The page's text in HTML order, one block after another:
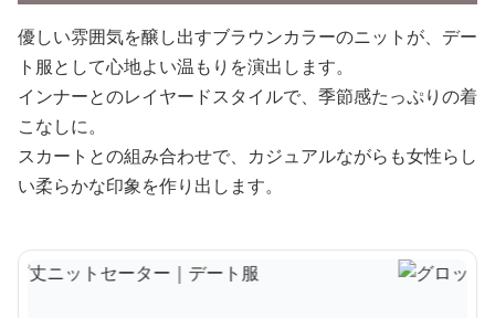
優しい雰囲気を醸し出すブラウンカラーのニットが、デー
ト服として心地よい温もりを演出します。
インナーとのレイヤードスタイルで、季節感たっぷりの着
こなしに。
スカートとの組み合わせで、カジュアルながらも女性らし
い柔らかな印象を作り出します。